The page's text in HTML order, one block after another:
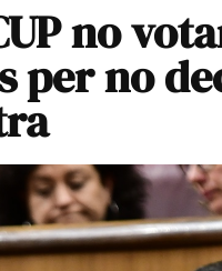
no
per no